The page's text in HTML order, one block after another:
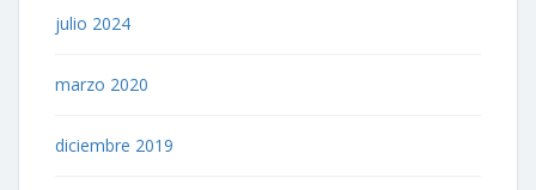
julio 2024
marzo 2020
diciembre 2019